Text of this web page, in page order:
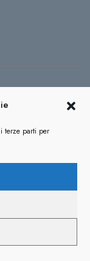
terze parti per
TUO DA